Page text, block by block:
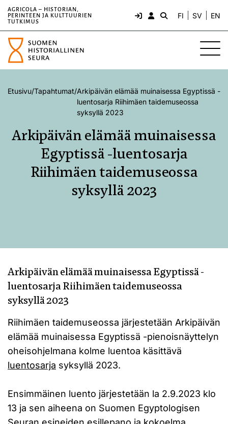
AGRICOLA – HISTORIAN,
PERINTEEN JA KULTTUURIEN
TUTKIMUS
FI SV EN
Etusivu/Tapahtumat/Arkipäivän elämää muinaisessa Egyptissä -
luentosarja Riihimäen taidemuseossa
syksyllä 2023
Arkipäivän elämää muinaisessa
Egyptissä -luentosarja
Riihimäen taidemuseossa
syksyllä 2023
Arkipäivän elämää muinaisessa Egyptissä -
luentosarja Riihimäen taidemuseossa
syksyllä 2023
Riihimäen taidemuseossa järjestetään Arkipäivän
elämää muinaisessa Egyptissä -pienoisnäyttelyn
oheisohjelmana kolme luentoa käsittävä
luentosarja syksyllä 2023.
Ensimmäinen luento järjestetään la 2.9.2023 klo
13 ja sen aiheena on Suomen Egyptologisen